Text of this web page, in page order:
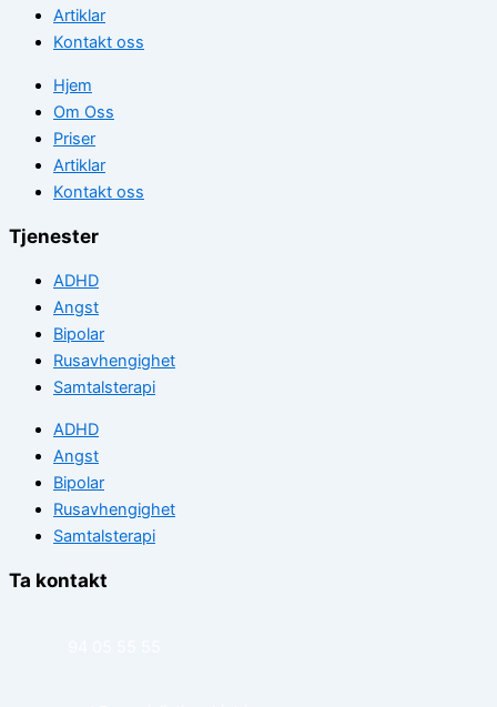
Artiklar
Kontakt oss
Hjem
Om Oss
Priser
Artiklar
Kontakt oss
Tjenester
ADHD
Angst
Bipolar
Rusavhengighet
Samtalsterapi
ADHD
Angst
Bipolar
Rusavhengighet
Samtalsterapi
Ta kontakt